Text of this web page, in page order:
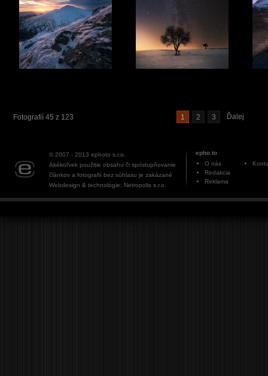
Fotografií 45 z 123 1 2 3 Ďalej
© 2007 - 2013 ephoto s.r.o.
Akékoľvek použitie obsahu či sprístupňovanie
článkov a fotografií bez súhlasu je zakázané
Webdesign & technológie: Netropolis s.r.o.
epho.to
O nás
Redakcia
Reklama